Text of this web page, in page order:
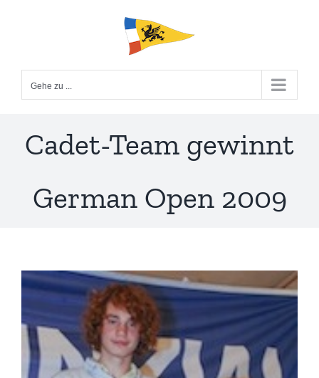
Gehe zu ...
Cadet-Team gewinnt
German Open 2009
Zeige
grösseres
Bild